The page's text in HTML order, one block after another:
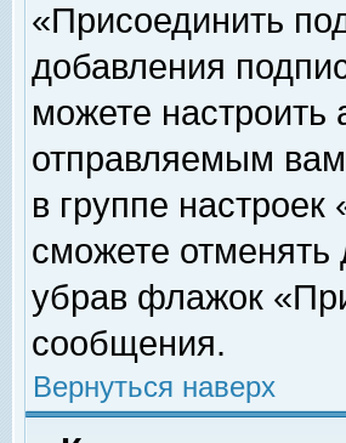
«Присоединить
добавления
можете настроить
отправляемым
в группе
сможете
убрав флажок
сообщения.
Вернуться наверх